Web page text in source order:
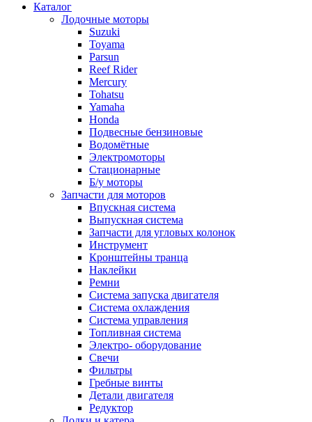
Каталог
Лодочные моторы
Suzuki
Toyama
Parsun
Reef Rider
Mercury
Tohatsu
Yamaha
Honda
Подвесные бензиновые
Водомётные
Электромоторы
Стационарные
Б/у моторы
Запчасти для моторов
Впускная система
Выпускная система
Запчасти для угловых колонок
Инструмент
Кронштейны транца
Наклейки
Ремни
Система запуска двигателя
Система охлаждения
Система управления
Топливная система
Электро- оборудование
Свечи
Фильтры
Гребные винты
Детали двигателя
Редуктор